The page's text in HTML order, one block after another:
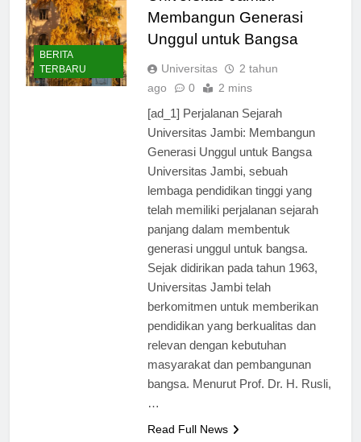
BERITA
TERBARU
Universitas Jambi:
Membangun Generasi
Unggul untuk Bangsa
Universitas
2 tahun
[ad_1] Perjalanan Sejarah
Universitas Jambi: Membangun
Generasi Unggul untuk Bangsa
Universitas Jambi, sebuah
lembaga pendidikan tinggi yang
telah memiliki perjalanan sejarah
panjang dalam membentuk
generasi unggul untuk bangsa.
Sejak didirikan pada tahun 1963,
Universitas Jambi telah
berkomitmen untuk memberikan
pendidikan yang berkualitas dan
relevan dengan kebutuhan
masyarakat dan pembangunan